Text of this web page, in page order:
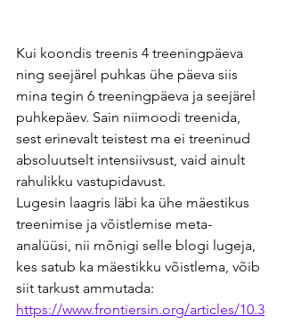
Kui koondis treenis 4 treeningpäeva
ning seejärel puhkas ühe päeva siis
mina tegin 6 treeningpäeva ja seejärel
puhkepäev. Sain niimoodi treenida,
sest erinevalt teistest ma ei treeninud
absoluutselt intensiivsust, vaid ainult
rahulikku vastupidavust.
Lugesin laagris läbi ka ühe mäestikus
treenimise ja võistlemise meta-
analüüsi, nii mõnigi selle blogi lugeja,
kes satub ka mäestikku võistlema, võib
siit tarkust ammutada:
https://www.frontiersin.org/articles/10.3